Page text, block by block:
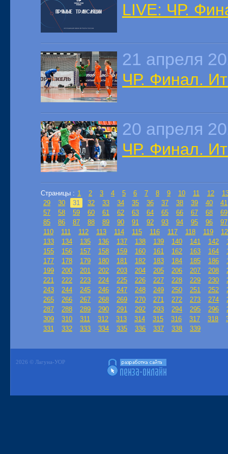
LIVE: ЧР.
21 апреля
ЧР. Финал.
20 апреля
ЧР. Финал.
Страницы : 1 2 3 4 5 6 7 8 9 10 11 12
29
30 31 32 33 34 35 36 37 38 39 40
41
57
58 59 60 61 62 63 64 65 66 67 68
69
85
86 87 88 89 90 91 92 93 94 95 96
97
110
111 112 113 114 115 116 117 118 119
133
134 135 136 137 138 139 140 141 142
155
156 157 158 159 160 161 162 163 164
177
178 179 180 181 182 183 184 185 186
199
200 201 202 203 204 205 206 207 208
221
222 223 224 225 226 227 228 229 230
243
244 245 246 247 248 249 250 251 252
265
266 267 268 269 270 271 272 273 274
287
288 289 290 291 292 293 294 295 296
309
310 311 312 313 314 315 316 317 318
331
332 333 334 335 336 337 338 339
2026 © Лагуна-УОР